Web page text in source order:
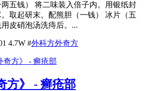
五钱） 将二味装入倍子内。用银纸封
取起研末。配熊胆（一钱） 冰片（五
皮硝泡汤洗痔后。...
4.7W #外科方外奇方
方》 - 癣疮部